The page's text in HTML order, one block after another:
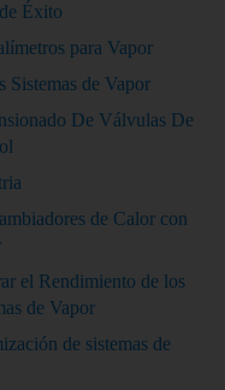
Éxito
para Vapor
Sistemas de Vapor
De Válvulas De
de Calor con
el Rendimiento de los
de Vapor
de sistemas de